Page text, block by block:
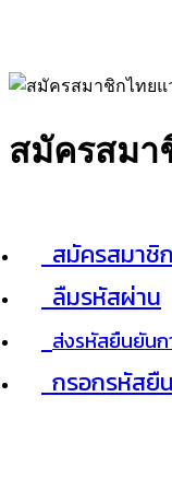
สมัครสมา
สมัครสมาชิก
ลืมรหัสผ่าน
ส่งรหัสยืนยันก
กรอกรหัสยื